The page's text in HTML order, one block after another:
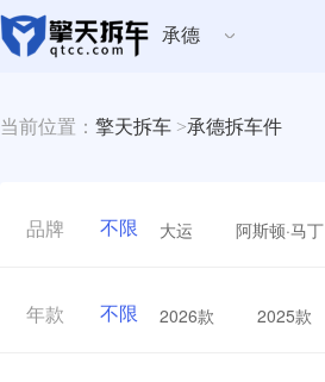
承德
当前位置： 擎天拆车 >承德拆车件
品牌 不限 大运 阿斯顿·马丁
年款 不限 2026款 2025款